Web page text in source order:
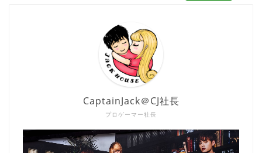
プロゲーマー社長
CaptainJack＠CJ社長